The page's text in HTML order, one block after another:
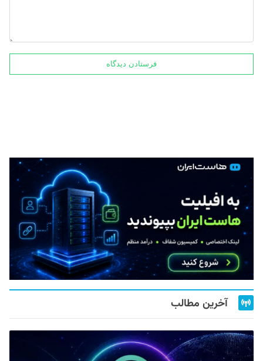
آخرین مطالب